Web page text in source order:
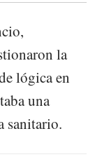
la
lógica en
una
sanitario.